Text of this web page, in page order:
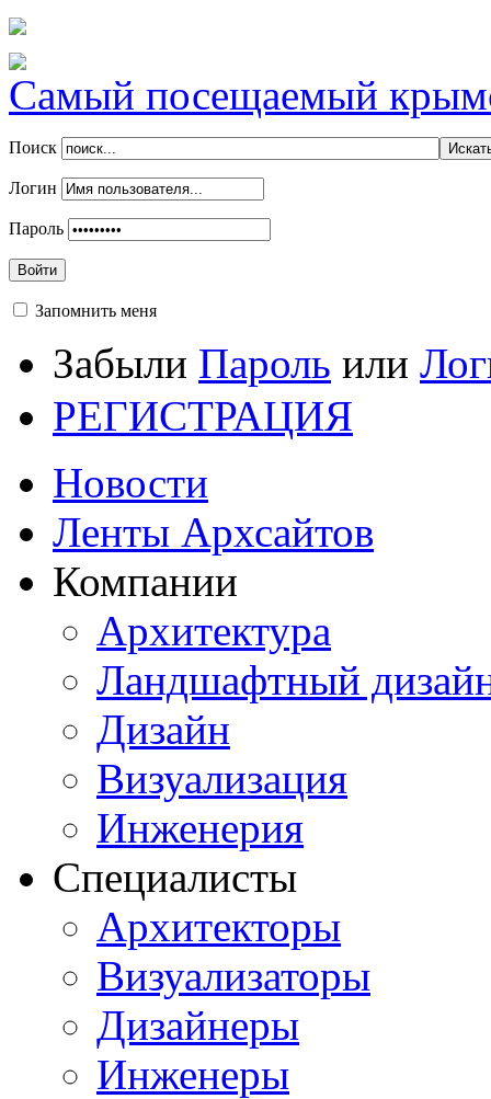
Самый посещаемый
Поиск
Логин
Пароль
Войти
Запомнить меня
Забыли Пароль или
РЕГИСТРАЦИЯ
Новости
Ленты Архсайтов
Компании
Архитектура
Ландшафтный
Дизайн
Визуализация
Инженерия
Специалисты
Архитекторы
Визуализаторы
Дизайнеры
Инженеры